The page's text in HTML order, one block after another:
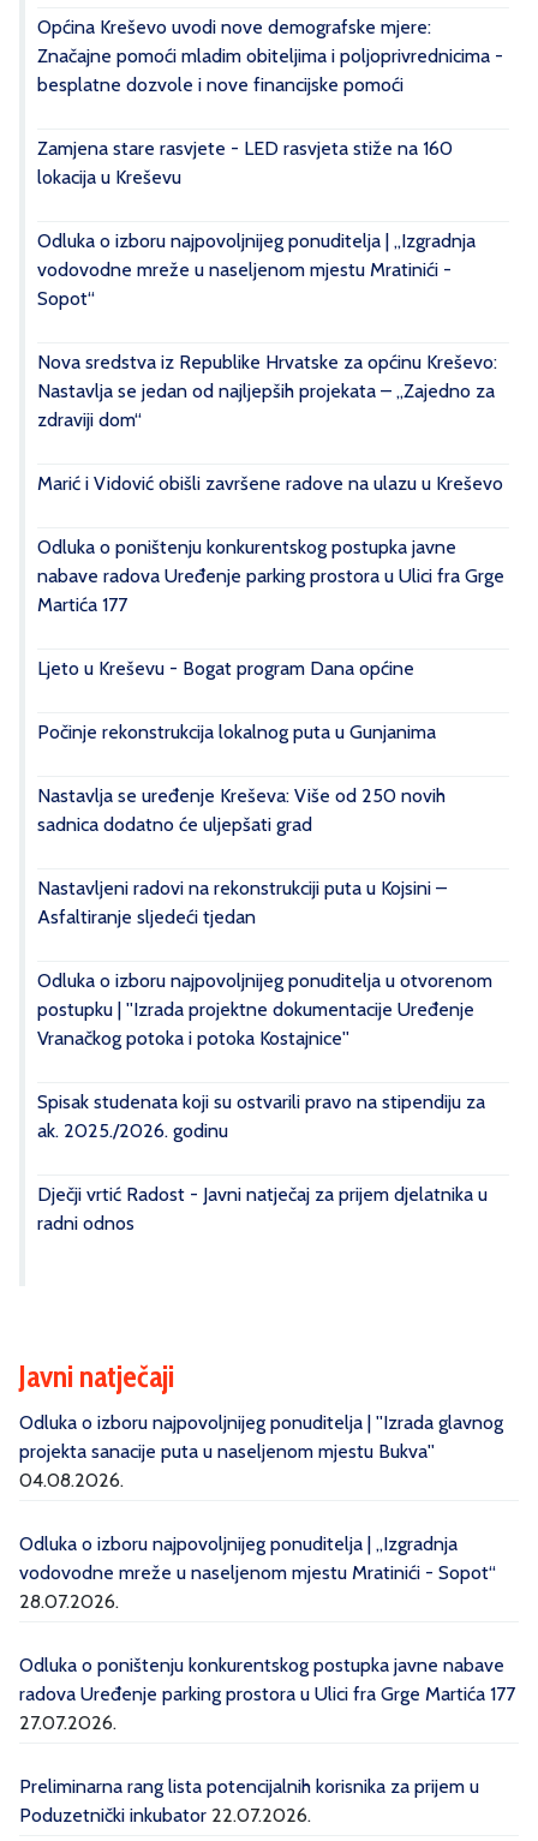
Općina Kreševo uvodi nove demografske mjere:
Značajne pomoći mladim obiteljima i poljoprivrednicima -
besplatne dozvole i nove financijske pomoći
Zamjena stare rasvjete - LED rasvjeta stiže na 160
lokacija u Kreševu
Odluka o izboru najpovoljnijeg ponuditelja | „Izgradnja
vodovodne mreže u naseljenom mjestu Mratinići -
Sopot“
Nova sredstva iz Republike Hrvatske za općinu Kreševo:
Nastavlja se jedan od najljepših projekata – „Zajedno za
zdraviji dom“
Marić i Vidović obišli završene radove na ulazu u Kreševo
Odluka o poništenju konkurentskog postupka javne
nabave radova Uređenje parking prostora u Ulici fra Grge
Martića 177
Ljeto u Kreševu - Bogat program Dana općine
Počinje rekonstrukcija lokalnog puta u Gunjanima
Nastavlja se uređenje Kreševa: Više od 250 novih
sadnica dodatno će uljepšati grad
Nastavljeni radovi na rekonstrukciji puta u Kojsini –
Asfaltiranje sljedeći tjedan
Odluka o izboru najpovoljnijeg ponuditelja u otvorenom
postupku | ''Izrada projektne dokumentacije Uređenje
Vranačkog potoka i potoka Kostajnice''
Spisak studenata koji su ostvarili pravo na stipendiju za
ak. 2025./2026. godinu
Dječji vrtić Radost - Javni natječaj za prijem djelatnika u
radni odnos
Javni natječaji
Odluka o izboru najpovoljnijeg ponuditelja | ''Izrada glavnog
projekta sanacije puta u naseljenom mjestu Bukva''
04.08.2026.
Odluka o izboru najpovoljnijeg ponuditelja | „Izgradnja
vodovodne mreže u naseljenom mjestu Mratinići - Sopot“
28.07.2026.
Odluka o poništenju konkurentskog postupka javne nabave
radova Uređenje parking prostora u Ulici fra Grge Martića 177
27.07.2026.
Preliminarna rang lista potencijalnih korisnika za prijem u
Poduzetnički inkubator 22.07.2026.